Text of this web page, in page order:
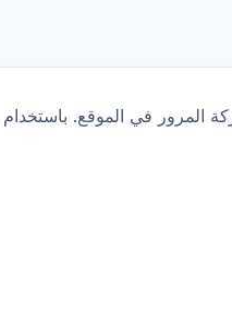
المرور في الموقع.